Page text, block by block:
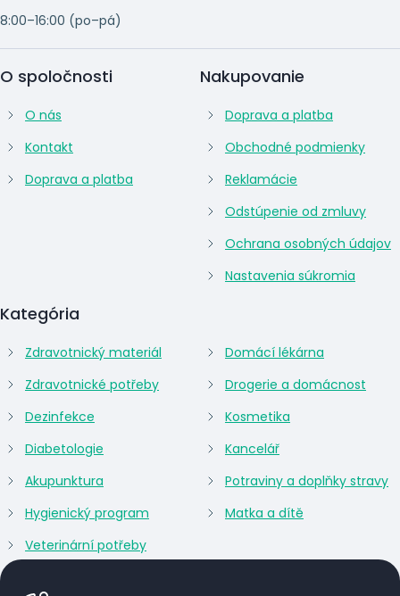
8:00–16:00 (po–pá)
O spoločnosti
O nás
Kontakt
Doprava a platba
Kategória
Zdravotnický materiál
Zdravotnické potřeby
Dezinfekce
Diabetologie
Akupunktura
Hygienický program
Veterinární potřeby
Domácí lékárna
Drogerie a domácnost
Kosmetika
Kancelář
Potraviny a doplňky stravy
Matka a dítě
Nakupovanie
Doprava a platba
Obchodné podmienky
Reklamácie
Odstúpenie od zmluvy
Ochrana osobných údajov
Nastavenia súkromia